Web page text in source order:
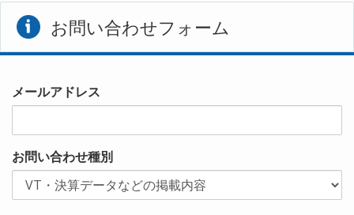
お問い合わせフォーム
メールアドレス
お問い合わせ種別